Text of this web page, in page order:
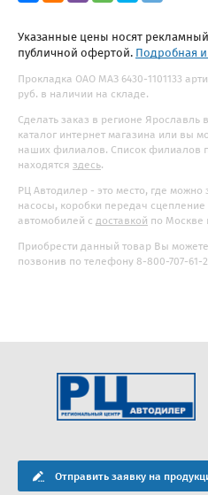
Указанные цены носят
публичной офертой. Подробная
Прокладка ОАО МАЗ 6430-1101133
руб. в наличии на складе.
Сделать заказ в регионе Ярославль
каталог интернет магазина или вы
наших филиалов. Список филиалов
находятся здесь.
РЦ Автодилер - это место, где можно
насосы, коробки передач
автомобилей с доставкой по Москве
Приобрести данный товар Вы
позвонив по телефону 8-800-707-
Отправить заявку на